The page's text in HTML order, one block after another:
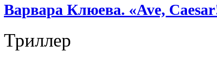
Варвара Клюева. «Ave,
Триллер